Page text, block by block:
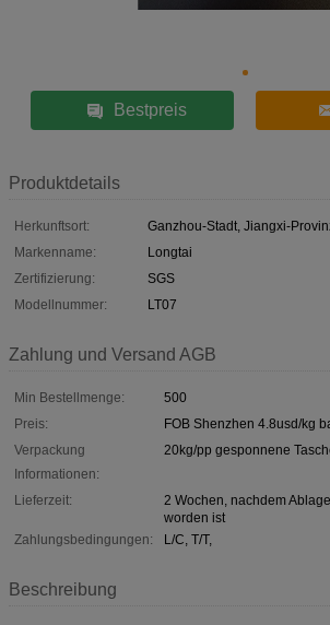
Bestpreis
Produktdetails
Herkunftsort:
Ganzhou-Stadt, Jiangxi-
Markenname:
Longtai
Zertifizierung:
SGS
Modellnummer:
LT07
Zahlung und Versand AGB
Min Bestellmenge:
500
Preis:
FOB Shenzhen 4.8usd/kg
Verpackung
Informationen:
20kg/pp gesponnene
Lieferzeit:
2 Wochen, nachdem
worden ist
Zahlungsbedingungen:
L/C, T/T,
Beschreibung